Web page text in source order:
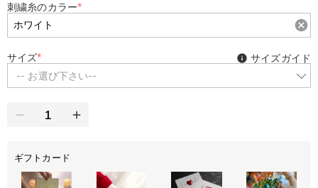
刺繍糸のカラー*
サイズ*
-- お選び下さい--
サイズガイド
ギフトカード